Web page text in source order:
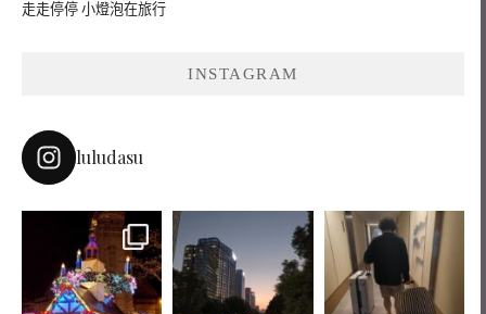
走走停停 小燈泡在旅行
INSTAGRAM
luludasu